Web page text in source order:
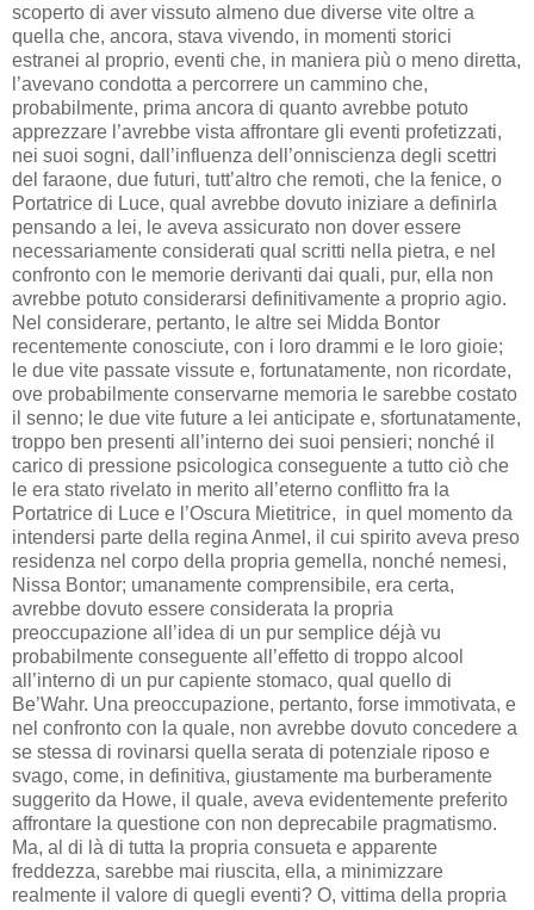
scoperto di aver vissuto almeno due diverse vite oltre a
quella che, ancora, stava vivendo, in momenti storici
estranei al proprio, eventi che, in maniera più o meno diretta,
l’avevano condotta a percorrere un cammino che,
probabilmente, prima ancora di quanto avrebbe potuto
apprezzare l’avrebbe vista affrontare gli eventi profetizzati,
nei suoi sogni, dall’influenza dell’onniscienza degli scettri
del faraone, due futuri, tutt’altro che remoti, che la fenice, o
Portatrice di Luce, qual avrebbe dovuto iniziare a definirla
pensando a lei, le aveva assicurato non dover essere
necessariamente considerati qual scritti nella pietra, e nel
confronto con le memorie derivanti dai quali, pur, ella non
avrebbe potuto considerarsi definitivamente a proprio agio.
Nel considerare, pertanto, le altre sei Midda Bontor
recentemente conosciute, con i loro drammi e le loro gioie;
le due vite passate vissute e, fortunatamente, non ricordate,
ove probabilmente conservarne memoria le sarebbe costato
il senno; le due vite future a lei anticipate e, sfortunatamente,
troppo ben presenti all’interno dei suoi pensieri; nonché il
carico di pressione psicologica conseguente a tutto ciò che
le era stato rivelato in merito all’eterno conflitto fra la
Portatrice di Luce e l’Oscura Mietitrice, in quel momento da
intendersi parte della regina Anmel, il cui spirito aveva preso
residenza nel corpo della propria gemella, nonché nemesi,
Nissa Bontor; umanamente comprensibile, era certa,
avrebbe dovuto essere considerata la propria
preoccupazione all’idea di un pur semplice déjà vu
probabilmente conseguente all’effetto di troppo alcool
all’interno di un pur capiente stomaco, qual quello di
Be’Wahr. Una preoccupazione, pertanto, forse immotivata, e
nel confronto con la quale, non avrebbe dovuto concedere a
se stessa di rovinarsi quella serata di potenziale riposo e
svago, come, in definitiva, giustamente ma burberamente
suggerito da Howe, il quale, aveva evidentemente preferito
affrontare la questione con non deprecabile pragmatismo.
Ma, al di là di tutta la propria consueta e apparente
freddezza, sarebbe mai riuscita, ella, a minimizzare
realmente il valore di quegli eventi? O, vittima della propria